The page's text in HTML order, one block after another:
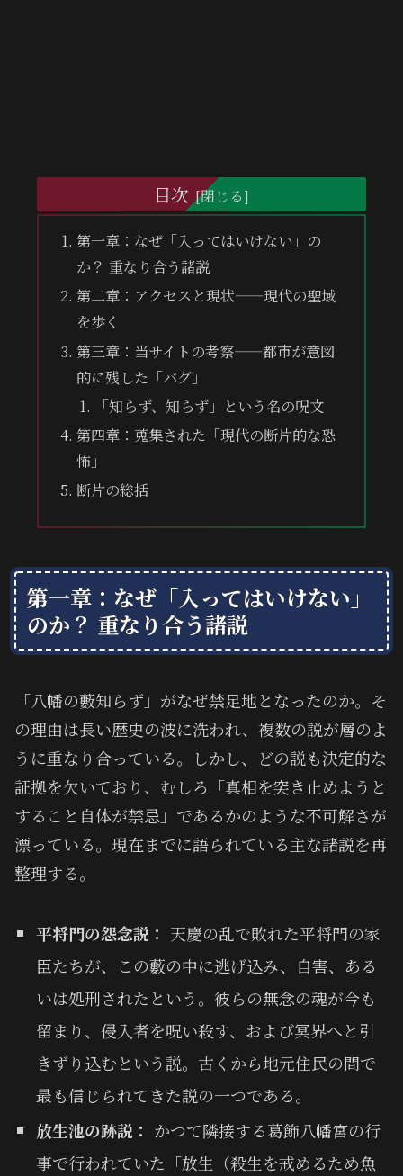
目次
第一章：なぜ「入ってはいけない」の
か？ 重なり合う諸説
第二章：アクセスと現状——現代の聖域
を歩く
第三章：当サイトの考察——都市が意図
的に残した「バグ」
「知らず、知らず」という名の呪文
第四章：蒐集された「現代の断片的な恐
怖」
断片の総括
第一章：なぜ「入ってはいけない」
のか？ 重なり合う諸説
「八幡の藪知らず」がなぜ禁足地となったのか。そ
の理由は長い歴史の波に洗われ、複数の説が層のよ
うに重なり合っている。しかし、どの説も決定的な
証拠を欠いており、むしろ「真相を突き止めようと
すること自体が禁忌」であるかのような不可解さが
漂っている。現在までに語られている主な諸説を再
整理する。
平将門の怨念説： 天慶の乱で敗れた平将門の家
臣たちが、この藪の中に逃げ込み、自害、ある
いは処刑されたという。彼らの無念の魂が今も
留まり、侵入者を呪い殺す、および冥界へと引
きずり込むという説。古くから地元住民の間で
最も信じられてきた説の一つである。
放生池の跡説： かつて隣接する葛飾八幡宮の行
事で行われていた「放生（殺生を戒めるため魚